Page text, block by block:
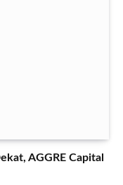
AGGRE Capital